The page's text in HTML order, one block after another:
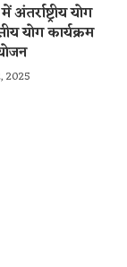
योग
योग कार्यक्रम
2025